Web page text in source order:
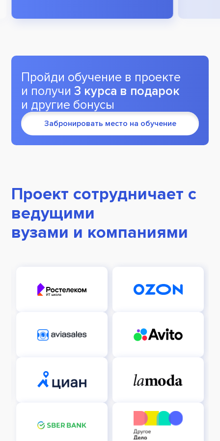
Пройди обучение в проекте
и получи 3 курса в подарок
и другие бонусы
Забронировать место на обучение
Проект сотрудничает с
ведущими
вузами и компаниями